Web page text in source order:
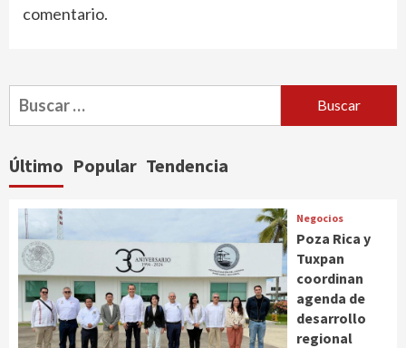
comentario.
Buscar:
Último Popular Tendencia
Negocios
Poza Rica y
Tuxpan
coordinan
agenda de
desarrollo
regional